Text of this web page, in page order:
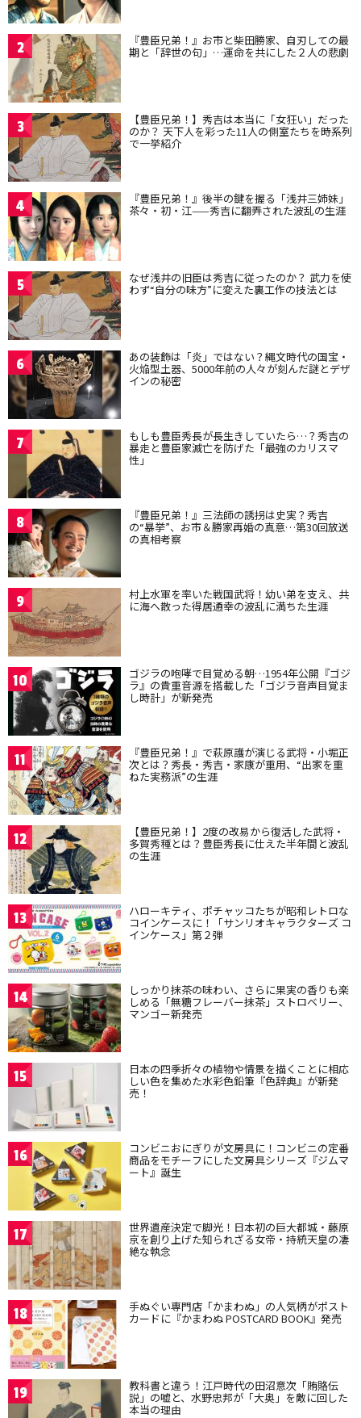
2 『豊臣兄弟！』お市と柴田勝家、自刃しての最
期と「辞世の句」…運命を共にした２人の悲劇
3 【豊臣兄弟！】秀吉は本当に「女狂い」だった
のか？ 天下人を彩った11人の側室たちを時系列
で一挙紹介
4 『豊臣兄弟！』後半の鍵を握る「浅井三姉妹」
茶々・初・江——秀吉に翻弄された波乱の生涯
5 なぜ浅井の旧臣は秀吉に従ったのか？ 武力を使
わず“自分の味方”に変えた裏工作の技法とは
6 あの装飾は「炎」ではない？縄文時代の国宝・
火焔型土器、5000年前の人々が刻んだ謎とデザ
インの秘密
7 もしも豊臣秀長が長生きしていたら…？秀吉の
暴走と豊臣家滅亡を防げた「最強のカリスマ
性」
8 『豊臣兄弟！』三法師の誘拐は史実？秀吉
の“暴挙”、お市＆勝家再婚の真意…第30回放送
の真相考察
9 村上水軍を率いた戦国武将！幼い弟を支え、共
に海へ散った得居通幸の波乱に満ちた生涯
10 ゴジラの咆哮で目覚める朝…1954年公開『ゴジ
ラ』の貴重音源を搭載した「ゴジラ音声目覚ま
し時計」が新発売
11 『豊臣兄弟！』で萩原護が演じる武将・小堀正
次とは？秀長・秀吉・家康が重用、“出家を重
ねた実務派”の生涯
12 【豊臣兄弟！】2度の改易から復活した武将・
多賀秀種とは？豊臣秀長に仕えた半年間と波乱
の生涯
13 ハローキティ、ポチャッコたちが昭和レトロな
コインケースに！「サンリオキャラクターズ コ
インケース」第２弾
14 しっかり抹茶の味わい、さらに果実の香りも楽
しめる「無糖フレーバー抹茶」ストロベリー、
マンゴー新発売
15 日本の四季折々の植物や情景を描くことに相応
しい色を集めた水彩色鉛筆『色辞典』が新発
売！
16 コンビニおにぎりが文房具に！コンビニの定番
商品をモチーフにした文房具シリーズ『ジムマ
ート』誕生
17 世界遺産決定で脚光！日本初の巨大都城・藤原
京を創り上げた知られざる女帝・持統天皇の凄
絶な執念
18 手ぬぐい専門店「かまわぬ」の人気柄がポスト
カードに『かまわぬ POSTCARD BOOK』発売
19 教科書と違う！江戸時代の田沼意次「賄賂伝
説」の嘘と、水野忠邦が「大奥」を敵に回した
本当の理由